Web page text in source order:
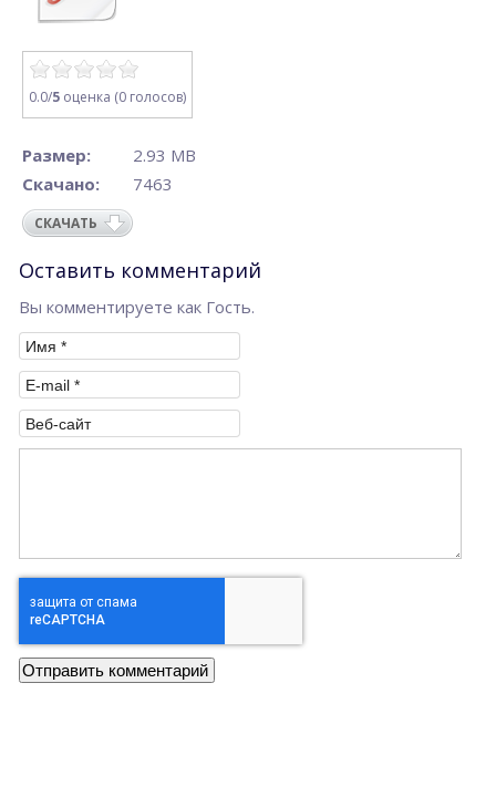
0.0/5 оценка (0 голосов)
Размер:
2.93 MB
Скачано:
7463
СКАЧАТЬ
Оставить комментарий
Вы комментируете как Гость.